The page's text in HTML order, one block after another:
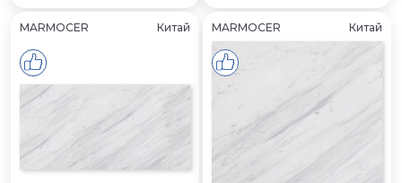
MARMOCER Китай MARMOCER Китай